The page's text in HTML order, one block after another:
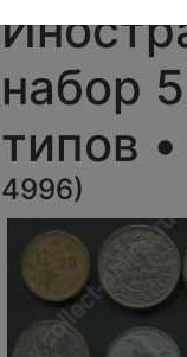
набор
типов
4996)